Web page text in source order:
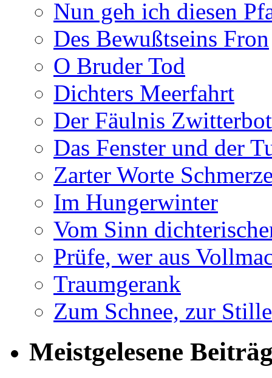
Nun geh ich diesen
Des Bewußtseins Fron
O Bruder Tod
Dichters Meerfahrt
Der Fäulnis
Das Fenster und der
Zarter Worte
Im Hungerwinter
Vom Sinn
Prüfe, wer aus
Traumgerank
Zum Schnee, zur Stille
Meistgelesene